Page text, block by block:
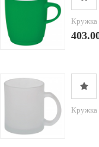
Кружка
Кружка